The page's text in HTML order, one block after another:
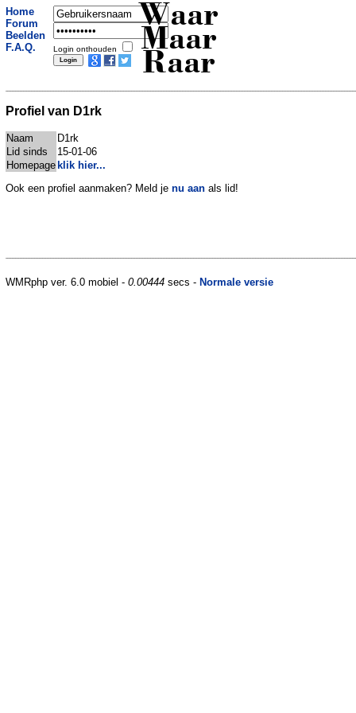
Home
Forum
Beelden
F.A.Q.
Login onthouden
Waar
Maar
Raar
Profiel van D1rk
Naam
D1rk
Lid sinds
15-01-06
Homepageklik hier...
Ook een profiel aanmaken? Meld je nu aan als lid!
WMRphp ver. 6.0 mobiel - 0.00444 secs - Normale versie